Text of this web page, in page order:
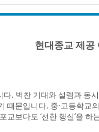
현대종교 제공
. 벅찬 기대와 설렘과 동
때문입니다. 중·고등학
교보다도 ‘선한 행실’을